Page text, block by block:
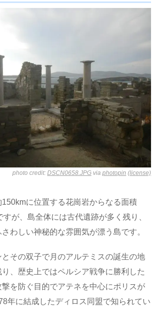
photo credit: DSCN0658.JPG via photopin (license)
に位置する花崗岩からなる面積
すが、島全体には古代遺跡が多く残り、
わしい神秘的な雰囲気が漂う島です。
その双子で月のアルテミスの誕生の地
、歴史上ではペルシア戦争に勝利した
を防ぐ目的でアテネを中心にポリスが
年に結成したディロス同盟で知られてい